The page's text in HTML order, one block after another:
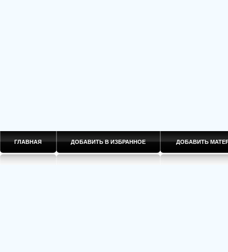
ГЛАВНАЯ ДОБАВИТЬ В ИЗБРАННОЕ ДОБАВИТЬ